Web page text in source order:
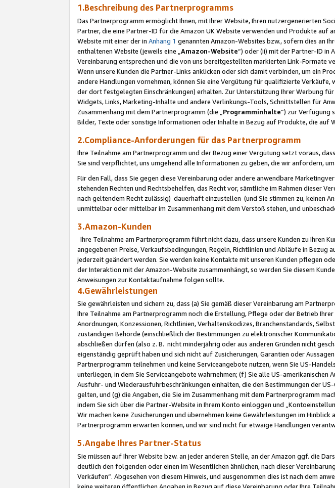
1.Beschreibung des Partnerprogramms
Das Partnerprogramm ermöglicht Ihnen, mit Ihrer Website, Ihren nutzergenerierten
Partner, die eine Partner-ID für die Amazon UK Website verwenden und Produkte auf
Website mit einer der in Anhang 1 genannten Amazon-Websites bzw., sofern dies an
enthaltenen Website (jeweils eine „ Amazon-Website“) oder (ii) mit der Partner-ID in
Vereinbarung entsprechen und die von uns bereitgestellten markierten Link-Formate
Wenn unsere Kunden die Partner-Links anklicken oder sich damit verbinden, um ein
andere Handlungen vornehmen, können Sie eine Vergütung für qualifizierte Verkäufe,
der dort festgelegten Einschränkungen) erhalten. Zur Unterstützung Ihrer Werbung
Widgets, Links, Marketing-Inhalte und andere Verlinkungs-Tools, Schnittstellen für
Zusammenhang mit dem Partnerprogramm (die „ Programminhalte“) zur Verfügung
Bilder, Texte oder sonstige Informationen oder Inhalte in Bezug auf Produkte, die auf
2.Compliance-Anforderungen für das Partnerprogramm
Ihre Teilnahme am Partnerprogramm und der Bezug einer Vergütung setzt voraus,
Sie sind verpflichtet, uns umgehend alle Informationen zu geben, die wir anfordern,
Für den Fall, dass Sie gegen diese Vereinbarung oder andere anwendbare
stehenden Rechten und Rechtsbehelfen, das Recht vor, sämtliche im Rahmen dieser
nach geltendem Recht zulässig) dauerhaft einzustellen (und Sie stimmen zu, keinen
unmittelbar oder mittelbar im Zusammenhang mit dem Verstoß stehen, und
3.Amazon-Kunden
Ihre Teilnahme am Partnerprogramm führt nicht dazu, dass unsere Kunden zu Ihren
angegebenen Preise, Verkaufsbedingungen, Regeln, Richtlinien und Abläufe in
jederzeit geändert werden. Sie werden keine Kontakte mit unseren Kunden pflegen
der Interaktion mit der Amazon-Website zusammenhängt, so werden Sie diesem
Anweisungen zur Kontaktaufnahme folgen sollte.
4.Gewährleistungen
Sie gewährleisten und sichern zu, dass (a) Sie gemäß dieser Vereinbarung am
Ihre Teilnahme am Partnerprogramm noch die Erstellung, Pflege oder der Betrieb
Anordnungen, Konzessionen, Richtlinien, Verhaltenskodizes, Branchenstandards,
zuständigen Behörde (einschließlich der Bestimmungen zu elektronischer
abschließen dürfen (also z. B. nicht minderjährig oder aus anderen Gründen nicht
eigenständig geprüft haben und sich nicht auf Zusicherungen, Garantien oder
Partnerprogramm teilnehmen und keine Serviceangebote nutzen, wenn Sie US-
unterliegen, in dem Sie Serviceangebote wahrnehmen; (f) Sie alle US-
Ausfuhr- und Wiederausfuhrbeschränkungen einhalten, die den Bestimmungen der
gelten, und (g) die Angaben, die Sie im Zusammenhang mit dem Partnerprogramm
indem Sie sich über die Partner-Website in Ihrem Konto einloggen und
Wir machen keine Zusicherungen und übernehmen keine Gewährleistungen im
Partnerprogramm erwarten können, und wir sind nicht für etwaige Handlungen
5.Angabe Ihres Partner-Status
Sie müssen auf Ihrer Website bzw. an jeder anderen Stelle, an der Amazon ggf. die
deutlich den folgenden oder einen im Wesentlichen ähnlichen, nach dieser
Verkäufen“. Abgesehen von diesem Hinweis, und ausgenommen dies ist nach dem
keine weiteren öffentlichen Angaben in Bezug auf diese Vereinbarung oder Ihre